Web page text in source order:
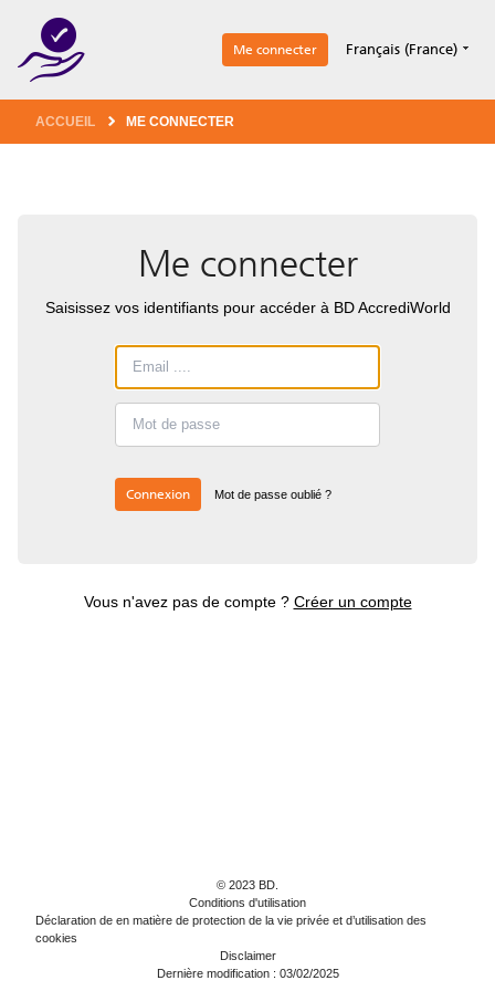
Me connecter Français (France)
ACCUEIL ME CONNECTER
Me connecter
Saisissez vos identifiants pour accéder à BD AccrediWorld
Connexion Mot de passe oublié ?
Vous n'avez pas de compte ? Créer un compte
© 2023 BD.
Conditions d'utilisation
Déclaration de en matière de protection de la vie privée et d’utilisation des
cookies
Disclaimer
Dernière modification : 03/02/2025